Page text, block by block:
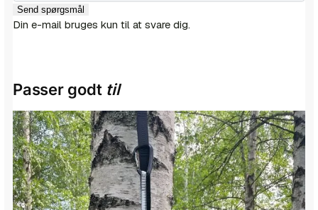
Send spørgsmål
Din e-mail bruges kun til at svare dig.
Passer godt til